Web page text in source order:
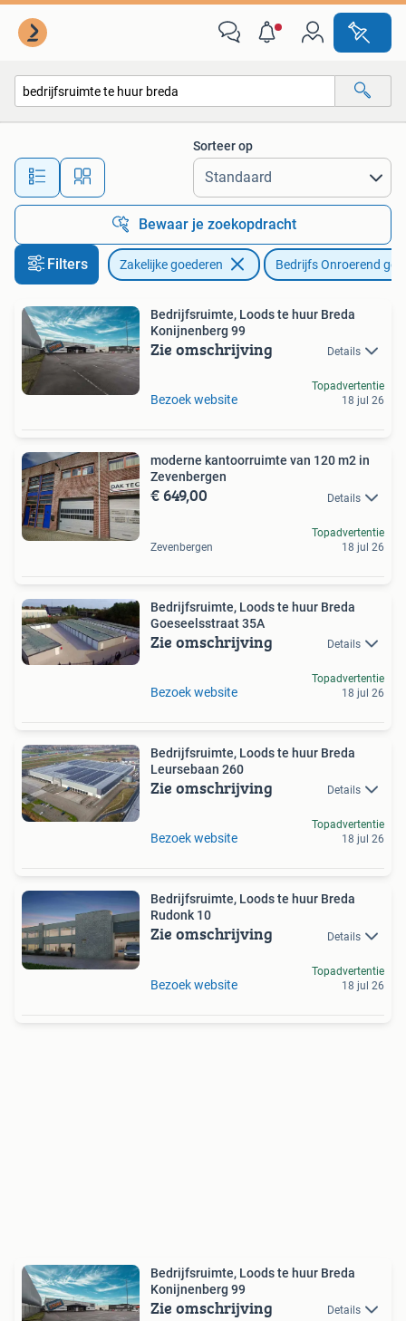
Alle afstanden…
Sorteer op
Bewaar je zoekopdracht
Filters Zakelijke goederen Bedrijfs Onroerend
Bedrijfsruimte, Loods te huur Breda
Konijnenberg 99
Zie omschrijving Details
Bezoek website
Topadvertentie
18 jul 26
moderne kantoorruimte van 120 m2 in
Zevenbergen
€ 649,00 Details
Zevenbergen
Topadvertentie
18 jul 26
Bedrijfsruimte, Loods te huur Breda
Goeseelsstraat 35A
Zie omschrijving Details
Bezoek website
Topadvertentie
18 jul 26
Bedrijfsruimte, Loods te huur Breda
Leursebaan 260
Zie omschrijving Details
Bezoek website
Topadvertentie
18 jul 26
Bedrijfsruimte, Loods te huur Breda
Rudonk 10
Zie omschrijving Details
Bezoek website
Topadvertentie
18 jul 26
Bedrijfsruimte, Loods te huur Breda
Konijnenberg 99
Zie omschrijving Details